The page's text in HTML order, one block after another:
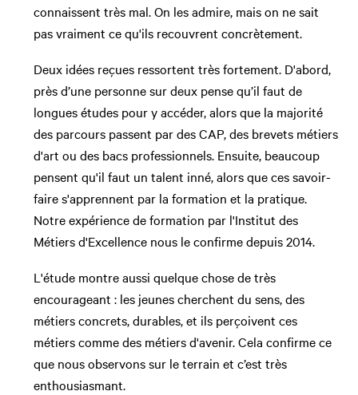
connaissent très mal. On les admire, mais on ne sait
pas vraiment ce qu'ils recouvrent concrètement.
Deux idées reçues ressortent très fortement. D'abord,
près d’une personne sur deux pense qu’il faut de
longues études pour y accéder, alors que la majorité
des parcours passent par des CAP, des brevets métiers
d'art ou des bacs professionnels. Ensuite, beaucoup
pensent qu'il faut un talent inné, alors que ces savoir-
faire s'apprennent par la formation et la pratique.
Notre expérience de formation par l'Institut des
Métiers d'Excellence nous le confirme depuis 2014.
L'étude montre aussi quelque chose de très
encourageant : les jeunes cherchent du sens, des
métiers concrets, durables, et ils perçoivent ces
métiers comme des métiers d'avenir. Cela confirme ce
que nous observons sur le terrain et c’est très
enthousiasmant.